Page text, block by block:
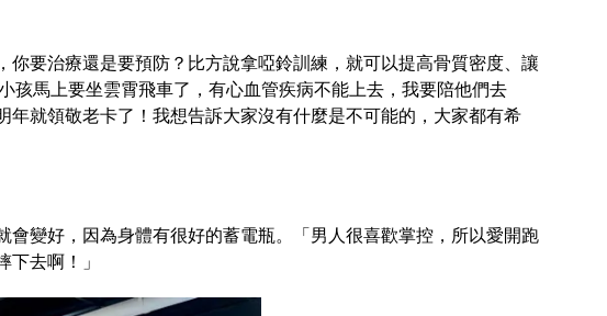
要治療還是要預防？比方說拿啞鈴訓練，就可以提高骨質密度、讓
馬上要坐雲霄飛車了，有心血管疾病不能上去，我要陪他們去
就領敬老卡了！我想告訴大家沒有什麼是不可能的，大家都有希
變好，因為身體有很好的蓄電瓶。「男人很喜歡掌控，所以愛開跑
去啊！」